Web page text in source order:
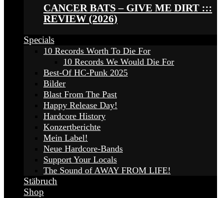
CANCER BATS – GIVE ME DIRT :::
REVIEW (2026)
Specials
10 Records Worth To Die For
10 Records We Would Die For
Best-Of HC-Punk 2025
Bilder
Blast From The Past
Happy Release Day!
Hardcore History
Konzertberichte
Mein Label!
Neue Hardcore-Bands
Support Your Locals
The Sound of AWAY FROM LIFE!
Stäbruch
Shop